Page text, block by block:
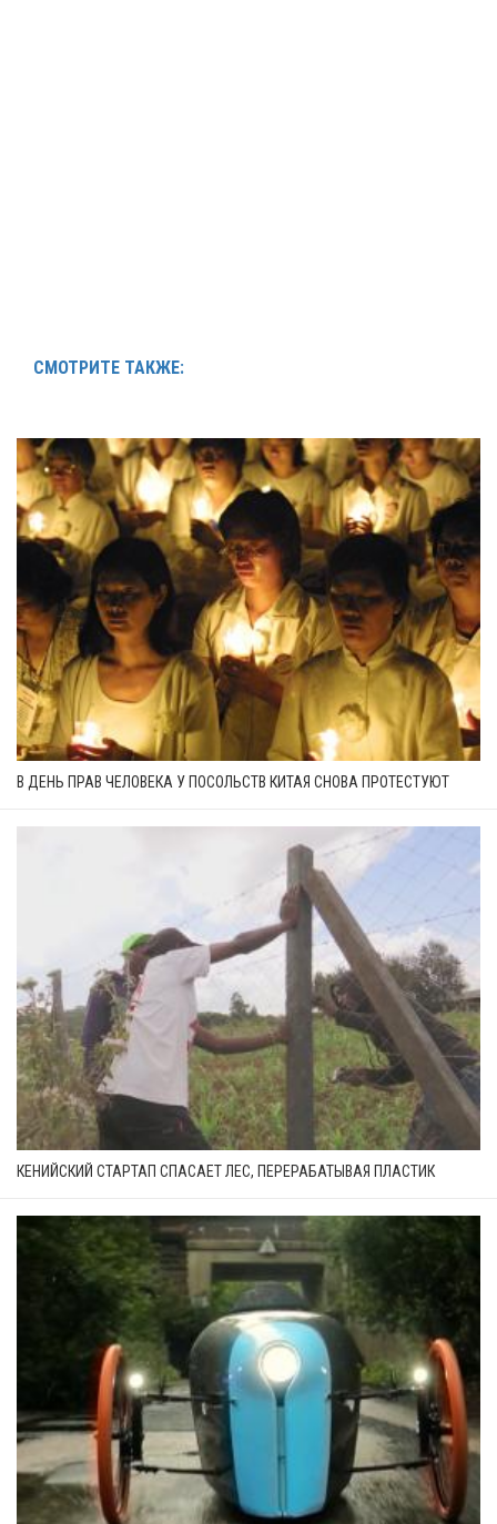
СМОТРИТЕ ТАКЖЕ:
В ДЕНЬ ПРАВ ЧЕЛОВЕКА У ПОСОЛЬСТВ КИТАЯ СНОВА ПРОТЕСТУЮТ
КЕНИЙСКИЙ СТАРТАП СПАСАЕТ ЛЕС, ПЕРЕРАБАТЫВАЯ ПЛАСТИК